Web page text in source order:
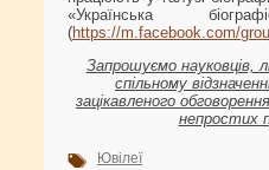
«Українська
(https://m.facebook.com/
Запрошуємо науковців,
спільному
зацікавленого
непростих
Ювілеї